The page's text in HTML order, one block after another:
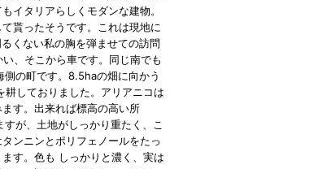
イタリアらしくモダンな建物。
貰ったそうです。これは現地に
くない私の胸を弾ませての訪問
、そこから車です。同じ南でも
の町です。8.5haの畑に向かう
耕しておりました。アリアニコは
す。出来れば標高の高い所
が、土地がしっかり重たく、こ
ンニンとポリフェノールをたっ
す。色も しっかりと濃く、実は